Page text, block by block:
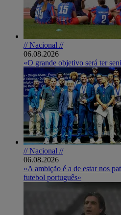
// Nacional //
06.08.2026
«O grande objetivo será ter
// Nacional //
06.08.2026
«A ambição é a de estar nos
futebol português»